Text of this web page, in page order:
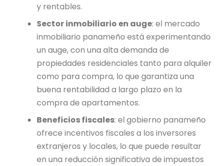
y rentables.
Sector inmobiliario en auge: el mercado
inmobiliario panameño está experimentando
un auge, con una alta demanda de
propiedades residenciales tanto para alquiler
como para compra, lo que garantiza una
buena rentabilidad a largo plazo en la
compra de apartamentos.
Beneficios fiscales: el gobierno panameño
ofrece incentivos fiscales a los inversores
extranjeros y locales, lo que puede resultar
en una reducción significativa de impuestos